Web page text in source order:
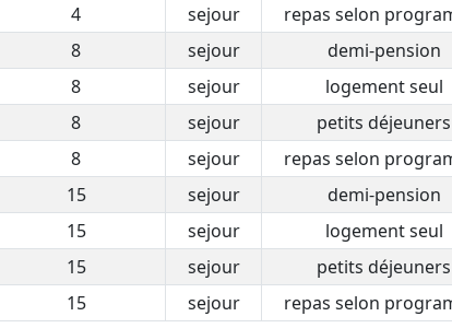
4 sejour repas selon
8 sejour demi-pension
8 sejour logement seul
8 sejour petits déjeuners
8 sejour repas selon
15 sejour demi-pension
15 sejour logement seul
15 sejour petits déjeuners
15 sejour repas selon